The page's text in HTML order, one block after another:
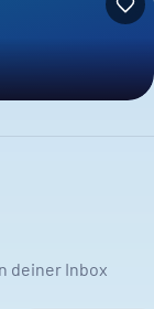
deiner Inbox